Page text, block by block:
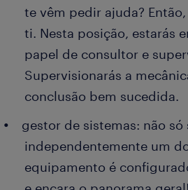
te vêm pedir ajuda?
ti. Nesta posição, estarás
papel de consultor e
Supervisionarás a
conclusão bem sucedida.
gestor de sistemas: não
independentemente um
equipamento é